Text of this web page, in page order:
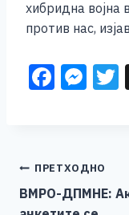
хибридна војна
против нас,
F
b
o
M
n
g
Навигација
на
ПРЕТХОДНО
ВМРО-ДПМНЕ: